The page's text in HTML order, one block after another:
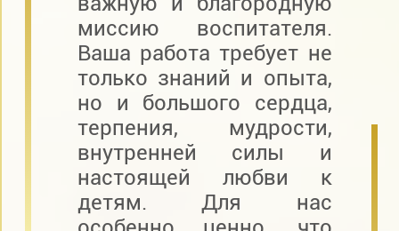
миссию воспитателя.
Ваша работа требует не
только знаний и опыта,
но и большого сердца,
терпения, мудрости,
внутренней силы и
настоящей любви к
детям. Для нас